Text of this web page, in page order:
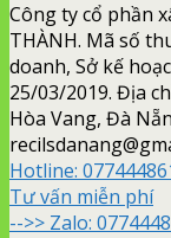
Công ty cổ phần
THÀNH. Mã số
doanh, Sở kế
25/03/2019. Địa
Hòa Vang, Đà
Hotline:
Tư vấn miễn phí
-->> Zalo: